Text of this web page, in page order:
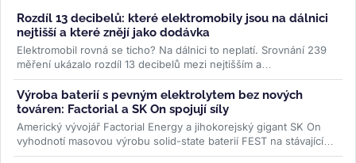
Rozdíl 13 decibelů: které elektromobily jsou na dálnici
nejtišší a které znějí jako dodávka
Elektromobil rovná se ticho? Na dálnici to neplatí. Srovnání 239
měření ukázalo rozdíl 13 decibelů mezi nejtišším a
nejhlučnějším...>>
Výroba baterií s pevným elektrolytem bez nových
továren: Factorial a SK On spojují síly
Americký vývojář Factorial Energy a jihokorejský gigant SK On
vyhodnotí masovou výrobu solid-state baterií FEST na stávajících
linkách....>>